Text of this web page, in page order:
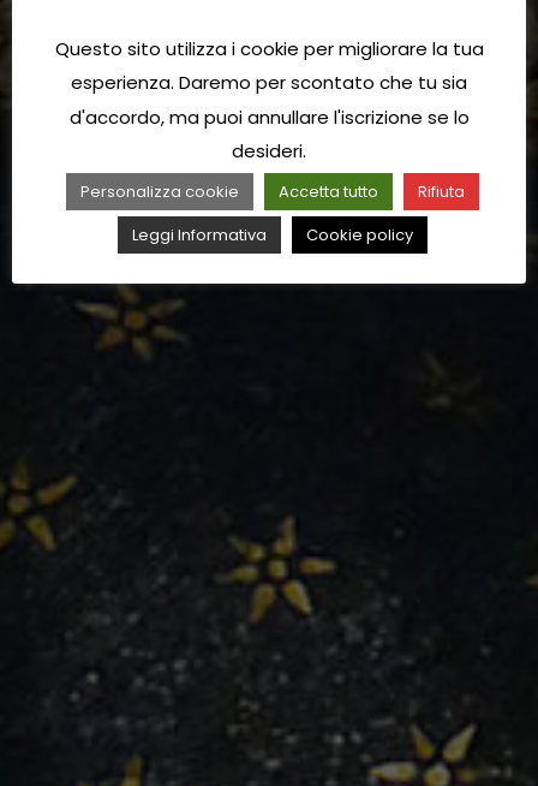
Questo sito utilizza i cookie per migliorare la tua
esperienza. Daremo per scontato che tu sia
d'accordo, ma puoi annullare l'iscrizione se lo
desideri.
Personalizza cookie Accetta tutto
Rifiuta
Leggi Informativa
Cookie policy